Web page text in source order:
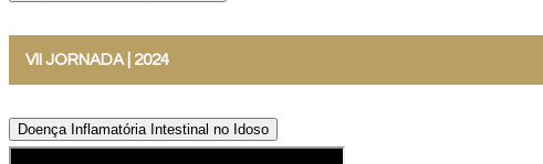
VII JORNADA | 2024
Doença Inflamatória Intestinal no Idoso